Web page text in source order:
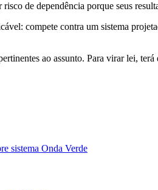
de dependência porque seus
compete contra um sistema
ao assunto. Para virar lei,